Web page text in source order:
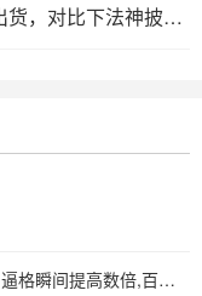
热血传奇：两周时间小翅膀终于出货，对比下法神披风都黯然失色
热血传奇：神品果然是神品！逼格瞬间提高数倍,百分比攻击加成